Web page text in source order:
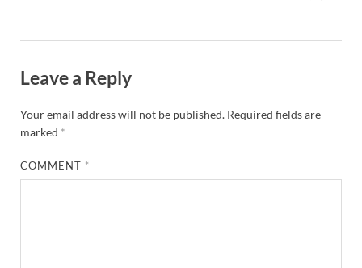
Leave a Reply
Your email address will not be published. Required fields are
marked *
COMMENT *